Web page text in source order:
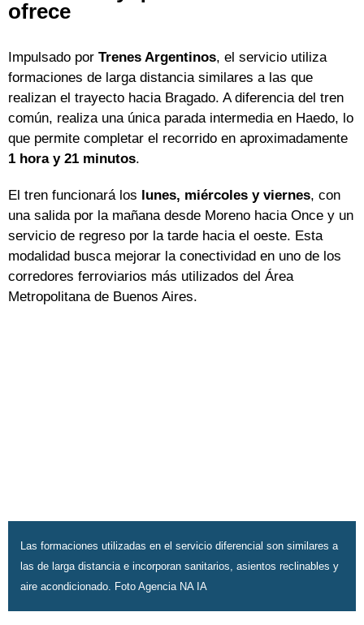
ofrece
Impulsado por Trenes Argentinos, el servicio utiliza
formaciones de larga distancia similares a las que
realizan el trayecto hacia Bragado. A diferencia del tren
común, realiza una única parada intermedia en Haedo, lo
que permite completar el recorrido en aproximadamente
1 hora y 21 minutos.
El tren funcionará los lunes, miércoles y viernes, con
una salida por la mañana desde Moreno hacia Once y un
servicio de regreso por la tarde hacia el oeste. Esta
modalidad busca mejorar la conectividad en uno de los
corredores ferroviarios más utilizados del Área
Metropolitana de Buenos Aires.
Las formaciones utilizadas en el servicio diferencial son similares a
las de larga distancia e incorporan sanitarios, asientos reclinables y
aire acondicionado. Foto Agencia NA IA